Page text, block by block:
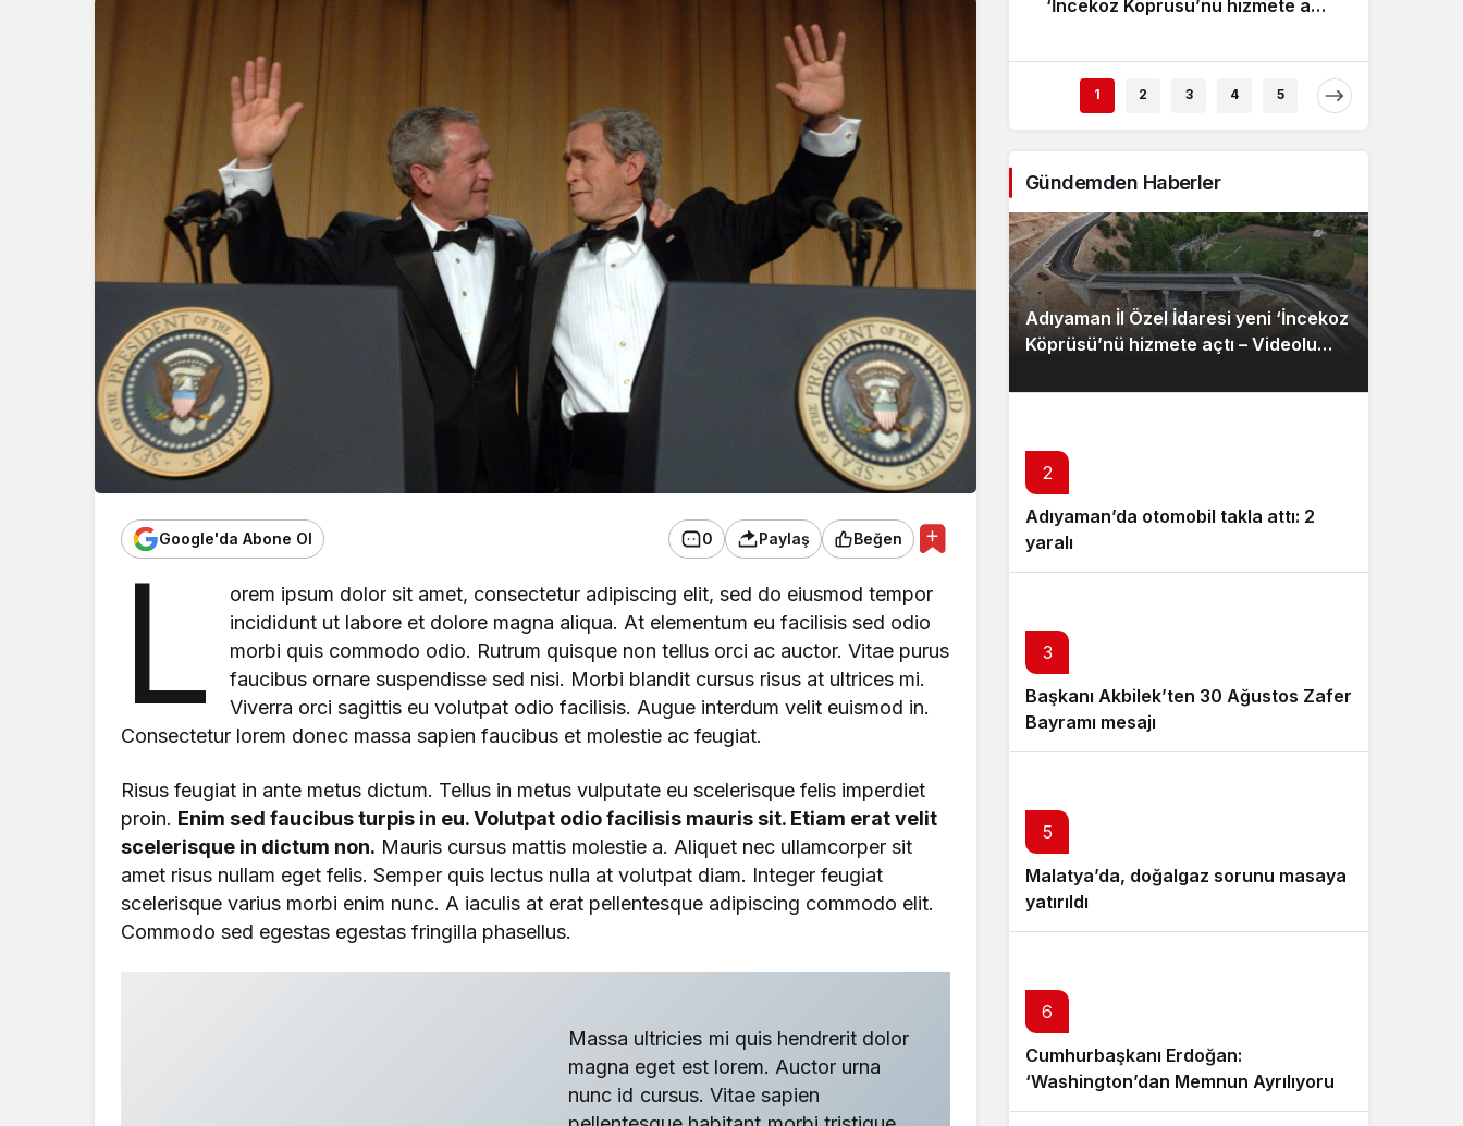
Google'da Abone Ol 0 Paylaş Beğen
L
orem ipsum dolor sit amet, consectetur adipiscing elit, sed do eiusmod tempor
incididunt ut labore et dolore magna aliqua. At elementum eu facilisis sed odio
morbi quis commodo odio. Rutrum quisque non tellus orci ac auctor. Vitae purus
faucibus ornare suspendisse sed nisi. Morbi blandit cursus risus at ultrices mi.
Viverra orci sagittis eu volutpat odio facilisis. Augue interdum velit euismod in.
Consectetur lorem donec massa sapien faucibus et molestie ac feugiat.
Risus feugiat in ante metus dictum. Tellus in metus vulputate eu scelerisque felis imperdiet
proin. Enim sed faucibus turpis in eu. Volutpat odio facilisis mauris sit. Etiam erat velit
scelerisque in dictum non. Mauris cursus mattis molestie a. Aliquet nec ullamcorper sit
amet risus nullam eget felis. Semper quis lectus nulla at volutpat diam. Integer feugiat
scelerisque varius morbi enim nunc. A iaculis at erat pellentesque adipiscing commodo elit.
Commodo sed egestas egestas fringilla phasellus.
Massa ultricies mi quis hendrerit dolor
magna eget est lorem. Auctor urna
nunc id cursus. Vitae sapien
‘İncekoz Köprüsü’nü hizmete açtı
1 2 3 4 5
Gündemden Haberler
Adıyaman İl Özel İdaresi yeni ‘İncekoz
Köprüsü’nü hizmete açtı – Videolu
2
Adıyaman’da otomobil takla attı: 2
yaralı
3
Başkanı Akbilek’ten 30 Ağustos Zafer
Bayramı mesajı
4
Fethiye Belediye Başkanı’na silahlı
saldırı olayında şüpheliler yakalandı
5
Malatya’da, doğalgaz sorunu masaya
yatırıldı
6
Cumhurbaşkanı Erdoğan:
‘Washington’dan Memnun Ayrılıyoruz,
Atılan Çamurlarla Kirletilemeyecek